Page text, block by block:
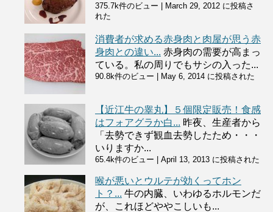
375.7k件のビュー | March 29, 2012 に投稿さ
れた
消費者が求める赤身肉と肉屋が思う赤
身肉との違い... 赤身肉の需要が高まっ
ている。私の周りでもサシの入った...
90.8k件のビュー | May 6, 2014 に投稿された
【近江牛の睾丸】５個限定販売！食感
はフォアグラか白... 昨夜、生産者から
「去勢できず観血去勢したため・・・
いりますか...
65.4k件のビュー | April 13, 2013 に投稿された
喉が悪いとウルテが効くってホン
ト？... 牛の内臓、いわゆるホルモンだ
が、これほどややこしいも...